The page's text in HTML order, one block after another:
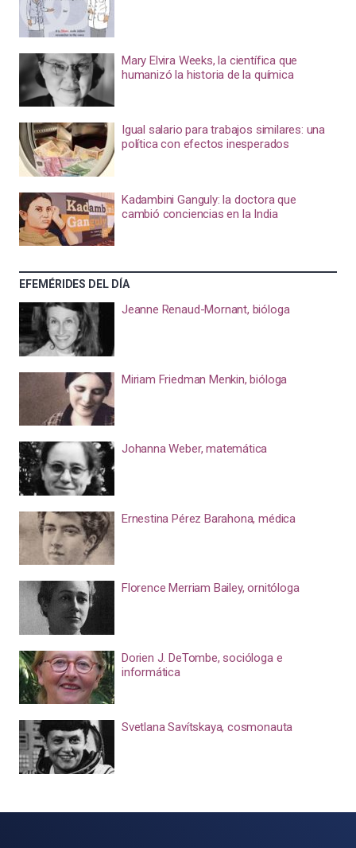
Mary Elvira Weeks, la científica que
humanizó la historia de la química
Igual salario para trabajos similares: una
política con efectos inesperados
Kadambini Ganguly: la doctora que
cambió conciencias en la India
EFEMÉRIDES DEL DÍA
Jeanne Renaud-Mornant, bióloga
Miriam Friedman Menkin, bióloga
Johanna Weber, matemática
Ernestina Pérez Barahona, médica
Florence Merriam Bailey, ornitóloga
Dorien J. DeTombe, socióloga e
informática
Svetlana Savítskaya, cosmonauta